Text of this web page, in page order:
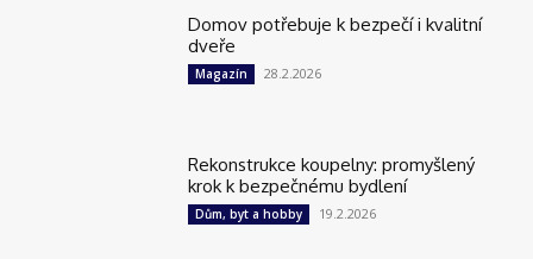
Domov potřebuje k bezpečí i kvalitní
dveře
Magazín 28.2.2026
Rekonstrukce koupelny: promyšlený
krok k bezpečnému bydlení
Dům, byt a hobby 19.2.2026